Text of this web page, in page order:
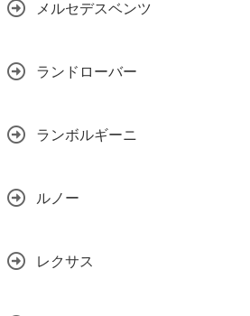
メルセデスベンツ
ランドローバー
ランボルギーニ
ルノー
レクサス